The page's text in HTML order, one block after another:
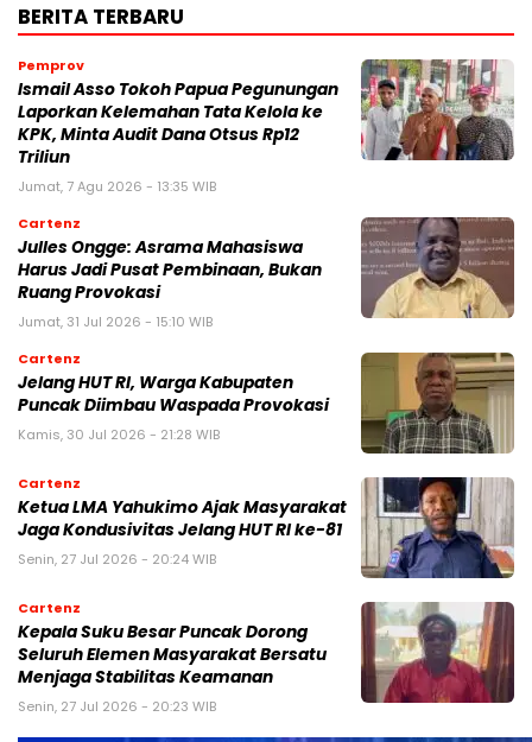
BERITA TERBARU
Pemprov
Ismail Asso Tokoh Papua Pegunungan
Laporkan Kelemahan Tata Kelola ke
KPK, Minta Audit Dana Otsus Rp12
Triliun
Jumat, 7 Agu 2026 - 13:35 WIB
Cartenz
Julles Ongge: Asrama Mahasiswa
Harus Jadi Pusat Pembinaan, Bukan
Ruang Provokasi
Jumat, 31 Jul 2026 - 15:10 WIB
Cartenz
Jelang HUT RI, Warga Kabupaten
Puncak Diimbau Waspada Provokasi
Kamis, 30 Jul 2026 - 21:28 WIB
Cartenz
Ketua LMA Yahukimo Ajak Masyarakat
Jaga Kondusivitas Jelang HUT RI ke-81
Senin, 27 Jul 2026 - 20:24 WIB
Cartenz
Kepala Suku Besar Puncak Dorong
Seluruh Elemen Masyarakat Bersatu
Menjaga Stabilitas Keamanan
Senin, 27 Jul 2026 - 20:23 WIB